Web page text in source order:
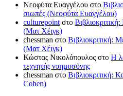
Νεοφύτα Ευαγγέλου στο
σιωπές (Νεοφύτα Ευαγγέλου)
culturepointστο
(Ματ Χέιγκ)
chessman στο Βιβλιοκριτική:
(Ματ Χέιγκ)
Κώστας Νικολόπουλος στο Η
τεχνητής νοημοσύνης
chessman στο Βιβλιοκριτική:
Cohen)